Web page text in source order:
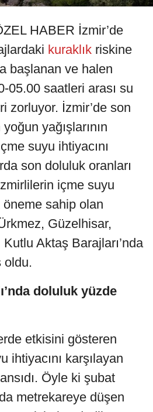
HABER İzmir’de
kuraklık riskine
başlanan ve halen
05.00 saatleri arası su
zorluyor. İzmir’de son
yağışlarının
suyu ihtiyacını
son doluluk oranları
içme suyu
öneme sahip olan
Güzelhisar,
Aktaş Barajları’nda
oldu.
doluluk yüzde
etkisini gösteren
ihtiyacını karşılayan
Öyle ki şubat
metrekareye düşen